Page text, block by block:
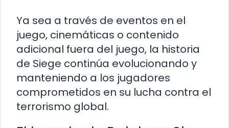
Ya sea a través de eventos en el
juego, cinemáticas o contenido
adicional fuera del juego, la historia
de Siege continúa evolucionando y
manteniendo a los jugadores
comprometidos en su lucha contra el
terrorismo global.